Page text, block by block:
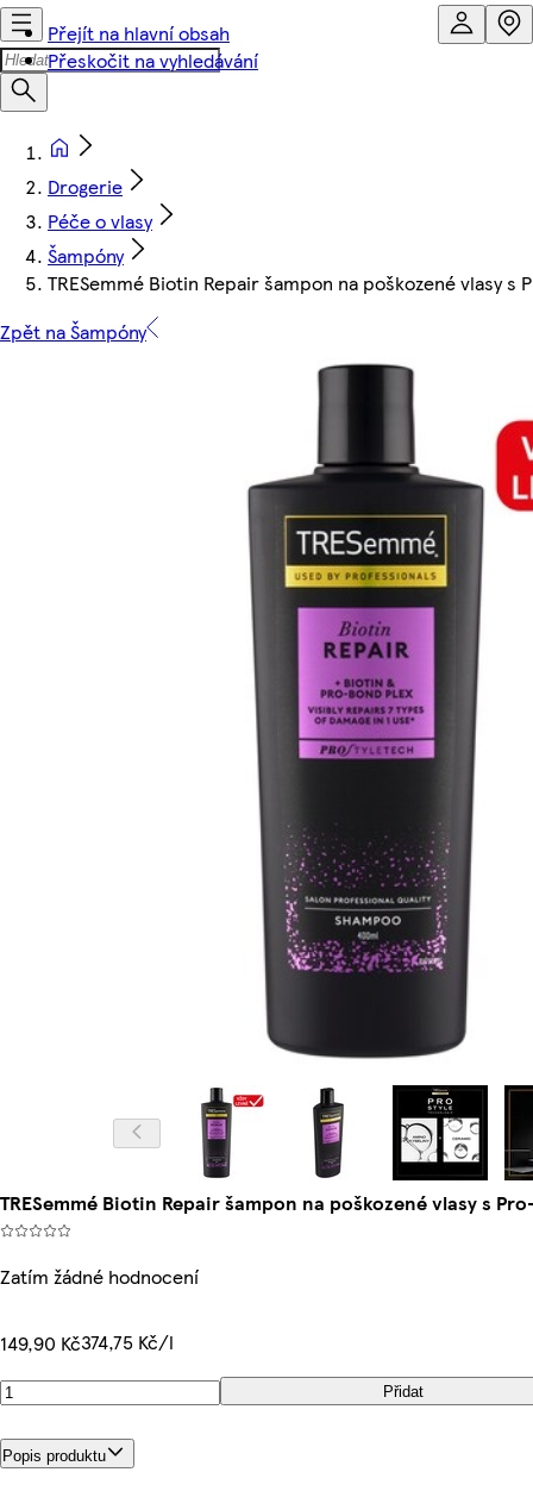
Přejít na hlavní obsah
Přeskočit na vyhledávání
Drogerie
Péče o vlasy
Šampóny
TRESemmé Biotin Repair šampon na poškozené vlasy s
Zpět na Šampóny
TRESemmé Biotin Repair šampon na poškozené vlasy s
Zatím žádné hodnocení
149,90 Kč374,75 Kč/l
Přidat
Popis produktu